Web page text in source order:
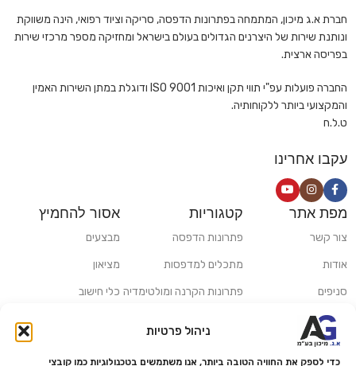
ניהול פרטיות
כדי לספק את החוויה הטובה ביותר, אנו משתמשים בטכנולוגיות כמו קובצי
חברת א.ג מיכון, המתמחה בפתרונות הדפסה, סריקה וציוד רפואי, הינה משווקת
ונותנת שירות של היצרנים הגדולים בעולם בישראל ומחזיקה מספר מרכזי שירות
בפריסה ארצית.
החברה פועלות עפ"י תווי תקן ואיכות ISO 9001 ודוגלת במתן השירות האמין
והמקצועי ביותר ללקוחותיה.
ט.ל.ח
עקבו אחרינו
מפת אתר
צור קשר
אודות
סניפים
משלוחים ואיסוף עצמי
מדריכים ומאמרים
קטגוריות
פתרונות הדפסה
מתכלים למדפסות
פתרונות הקרנה ומולטימדיה
אסור להחמיץ
מבצעים
מציאון
כלי חישוב